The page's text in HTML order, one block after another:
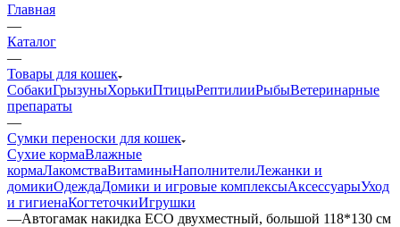
Главная
—
Каталог
—
Товары для кошек
СобакиГрызуныХорькиПтицыРептилииРыбыВетеринарные
препараты
—
Сумки переноски для кошек
Сухие кормаВлажные
кормаЛакомстваВитаминыНаполнителиЛежанки и
домикиОдеждаДомики и игровые комплексыАксессуарыУход
и гигиенаКогтеточкиИгрушки
—Автогамак накидка ECO двухместный, большой 118*130 см